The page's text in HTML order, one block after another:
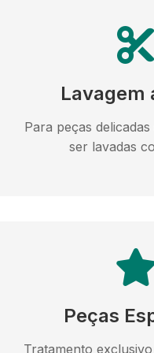
Lavagem
Para peças
ser lavadas
Peças
Tratamento